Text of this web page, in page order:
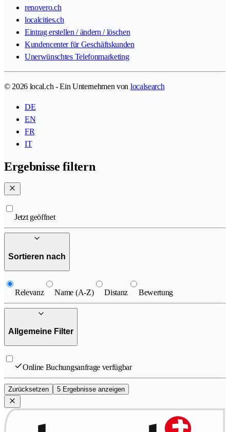
renovero.ch
localcities.ch
Eintrag erstellen / ändern / löschen
Kundencenter für Geschäftskunden
Unerwünschtes Telefonmarketing
© 2026 local.ch - Ein Unternehmen von localsearch
DE
EN
FR
IT
Ergebnisse filtern
Jetzt geöffnet
Sortieren nach
Relevanz Name (A-Z) Distanz Bewertung
Allgemeine Filter
Online Buchungsanfrage verfügbar
Zurücksetzen 5 Ergebnisse anzeigen